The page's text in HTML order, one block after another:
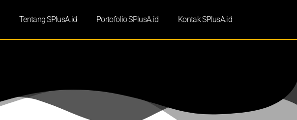
Tentang SPlusA.id Portofolio SPlusA.id Kontak SPlusA.id